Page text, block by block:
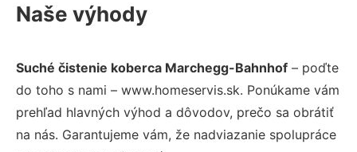
Naše výhody
Suché čistenie koberca Marchegg-Bahnhof – poďte
do toho s nami – www.homeservis.sk. Ponúkame vám
prehľad hlavných výhod a dôvodov, prečo sa obrátiť
na nás. Garantujeme vám, že nadviazanie spolupráce